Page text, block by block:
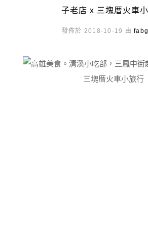
子老店 x 三塊厝火車
發佈於 2018-10-19 由